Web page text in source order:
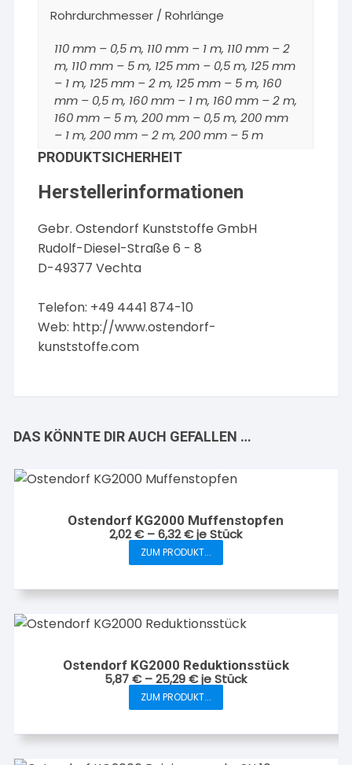
Rohrdurchmesser / Rohrlänge
110 mm – 0,5 m, 110 mm – 1 m, 110 mm – 2
m, 110 mm – 5 m, 125 mm – 0,5 m, 125 mm
– 1 m, 125 mm – 2 m, 125 mm – 5 m, 160
mm – 0,5 m, 160 mm – 1 m, 160 mm – 2 m,
160 mm – 5 m, 200 mm – 0,5 m, 200 mm
– 1 m, 200 mm – 2 m, 200 mm – 5 m
PRODUKTSICHERHEIT
Herstellerinformationen
Gebr. Ostendorf Kunststoffe GmbH
Rudolf-Diesel-Straße 6 - 8
D-49377 Vechta
Telefon: +49 4441 874-10
Web: http://www.ostendorf-
kunststoffe.com
DAS KÖNNTE DIR AUCH GEFALLEN …
Ostendorf KG2000 Muffenstopfen
2,02€–6,32€je Stück
ZUM PRODUKT...
Dieses
weist
mehrere
Die
Optionen
können
auf
Ostendorf KG2000 Reduktionsstück
5,87€–25,29€je Stück
ZUM PRODUKT...
Dieses
weist